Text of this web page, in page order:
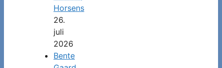
Horsens
26.
juli
2026
Bente